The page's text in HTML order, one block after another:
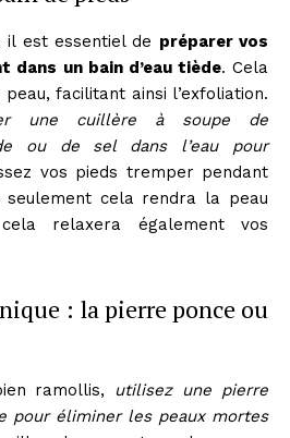
il est essentiel de préparer vos
dans un bain d’eau tiède. Cela
facilitant ainsi l’exfoliation.
une cuillère à soupe de
ou de sel dans l’eau pour
vos pieds tremper pendant
seulement cela rendra la peau
relaxera également vos
: la pierre ponce ou
ramollis, utilisez une pierre
pour éliminer les peaux mortes